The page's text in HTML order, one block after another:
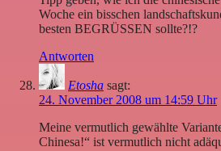
Woche ein bisschen
besten BEGRÜSSEN sollte?!?
Antworten
Etosha sagt:
24. November 2008 um 14:59 Uhr
Meine vermutlich gewählte
Chinesa!“ ist vermutlich nicht